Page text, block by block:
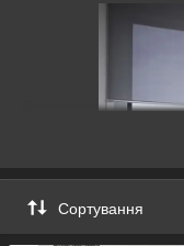
Сортування